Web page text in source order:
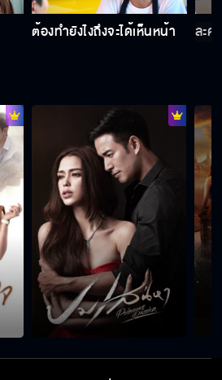
ชิดกว่านี้ได้มั้ย
หน้าตาคุณออกจะหื่นกาม
มจะจอด ผมมาก่อน
ขนาดวันนี้ไม่ได้แต่งเต็มนะเนี่ย
ต้องทำยังไงถึงจะได้เห็นหน้า ละค